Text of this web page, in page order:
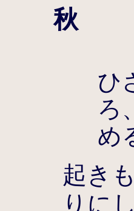
秋
ひ
ろ
め
起き
りに